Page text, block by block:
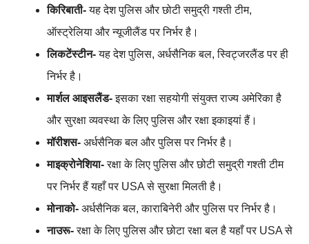
किरिबाती-यह देश पुलिस और छोटी समुद्री गश्ती टीम,
ऑस्ट्रेलिया और न्यूजीलैंड पर निर्भर है।
लिकटेंस्टीन-यह देश पुलिस, अर्धसैनिक बल, स्विट्जरलैंड पर ही
निर्भर है।
मार्शल आइसलैंड-इसका रक्षा सहयोगी संयुक्त राज्य अमेरिका है
और सुरक्षा व्यवस्था के लिए पुलिस और रक्षा इकाइयां हैं।
मॉरीशस- अर्धसैनिक बल और पुलिस पर निर्भर है।
माइक्रोनेशिया-रक्षा के लिए पुलिस और छोटी समुद्री गश्ती टीम
पर निर्भर हैं यहाँ पर USA से सुरक्षा मिलती है।
मोनाको- अर्धसैनिक बल, काराबिनेरी और पुलिस पर निर्भर है।
नाउरू-रक्षा के लिए पुलिस और छोटा रक्षा बल है यहाँ पर USA से